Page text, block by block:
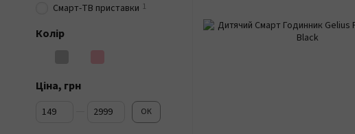
Смарт-ТВ приставки 1
Колір
Ціна, грн
Від Ціна, грн
До Ціна, грн ОК